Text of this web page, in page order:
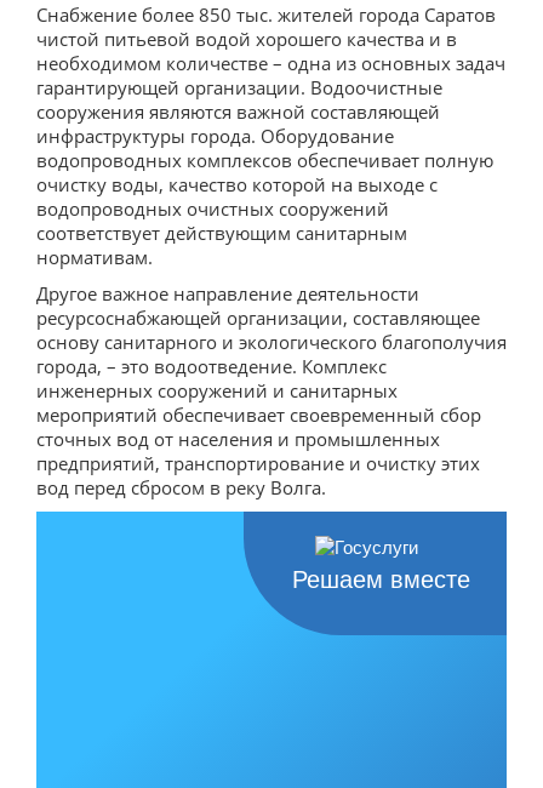
Закупки
Положение о закупках
План закупок
Закупки
Торговые процедуры
Перечень товаров, работ, услуг, закупки
которых осуществляются у субъектов малого и
среднего предпринимательства
Сведения об образовательной организации
Основные сведения
Структура и органы управления
образовательной организацией
Снабжение более 850 тыс. жителей города Саратов
чистой питьевой водой хорошего качества и в
необходимом количестве – одна из основных задач
гарантирующей организации. Водоочистные
сооружения являются важной составляющей
инфраструктуры города. Оборудование
водопроводных комплексов обеспечивает полную
очистку воды, качество которой на выходе с
водопроводных очистных сооружений
соответствует действующим санитарным
нормативам.
Другое важное направление деятельности
ресурсоснабжающей организации, составляющее
основу санитарного и экологического благополучия
города, – это водоотведение. Комплекс
инженерных сооружений и санитарных
мероприятий обеспечивает своевременный сбор
сточных вод от населения и промышленных
предприятий, транспортирование и очистку этих
вод перед сбросом в реку Волга.
Решаем вместе